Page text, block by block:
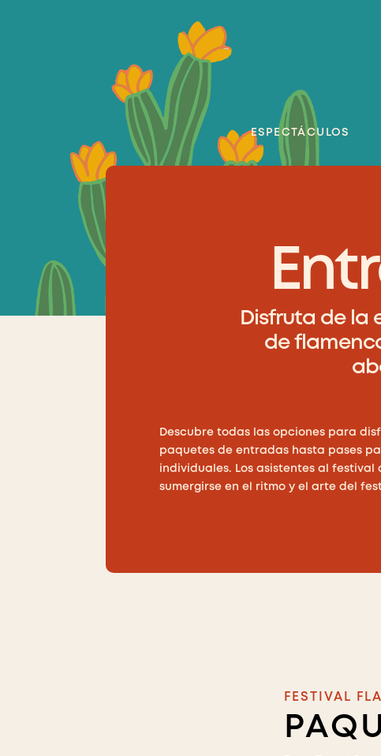
ESPECTÁCULOS
Disfruta de la
de
Descubre todas las opciones para
paquetes de entradas hasta pases
individuales. Los asistentes al festival
sumergirse en el ritmo y el arte del
FESTIVAL